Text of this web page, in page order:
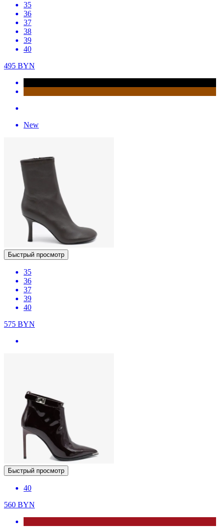
35
36
37
38
39
40
495 BYN
New
Быстрый просмотр
35
36
37
39
40
575 BYN
Быстрый просмотр
40
560 BYN